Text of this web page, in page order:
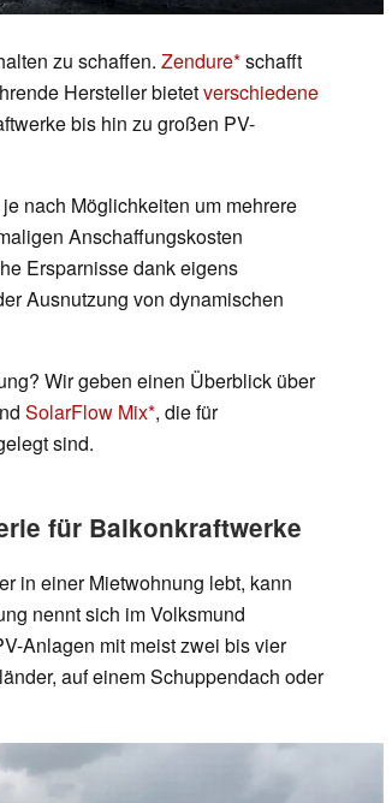
zu schaffen. Zendure schafft
Hersteller bietetverschiedene
bis hin zu großen PV-
nach Möglichkeiten um mehrere
Anschaffungskosten
Ersparnisse dank eigens
Ausnutzung von dynamischen
Wir geben einen Überblick über
SolarFlow Mix , die für
sind.
für Balkonkraftwerke
in einer Mietwohnung lebt, kann
nennt sich im Volksmund
Anlagen mit meist zwei bis vier
auf einem Schuppendach oder